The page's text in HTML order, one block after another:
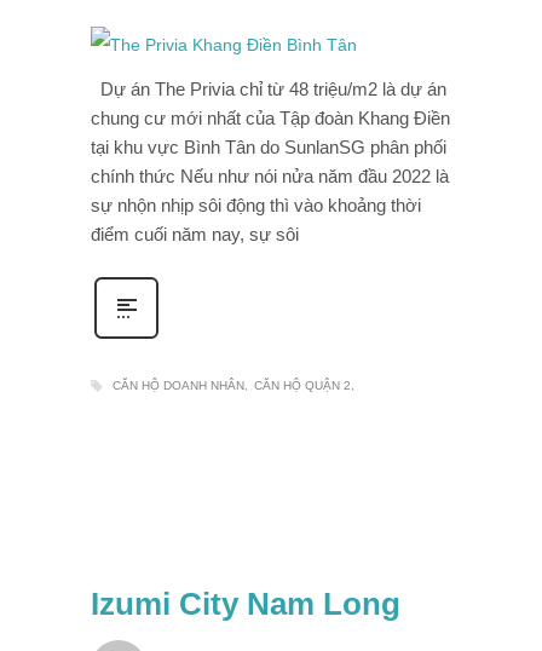
Dự án The Privia chỉ từ 48 triệu/m2 là dự án
chung cư mới nhất của Tập đoàn Khang Điền
tại khu vực Bình Tân do SunlanSG phân phối
chính thức Nếu như nói nửa năm đầu 2022 là
sự nhộn nhịp sôi động thì vào khoảng thời
điểm cuối năm nay, sự sôi
CĂN HỘ DOANH NHÂN CĂN HỘ QUẬN 2
Izumi City Nam Long